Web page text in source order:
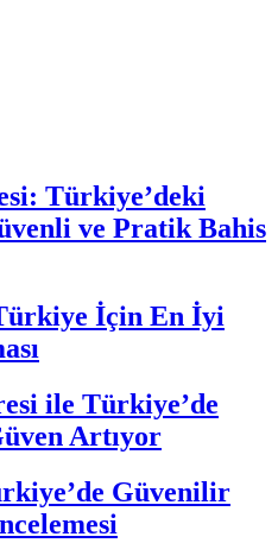
Türkiye’deki
ve Pratik Bahis
İçin En İyi
ile Türkiye’de
Artıyor
Güvenilir